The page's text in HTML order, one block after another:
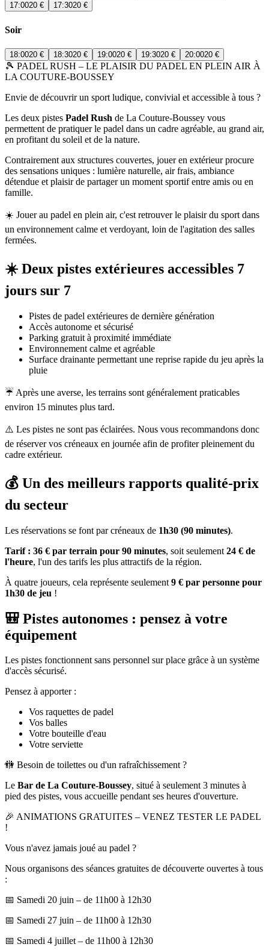
17:0020 € 17:3020 €
Soir
18:0020 € 18:3020 € 19:0020 € 19:3020 € 20:0020 €
🎾 PADEL RUSH – LE PLAISIR DU PADEL EN PLEIN AIR À
LA COUTURE-BOUSSEY
Envie de découvrir un sport ludique, convivial et accessible à tous ?
Les deux pistes Padel Rush de La Couture-Boussey vous
permettent de pratiquer le padel dans un cadre agréable, au grand air,
en profitant du soleil et de la nature.
Contrairement aux structures couvertes, jouer en extérieur procure
des sensations uniques : lumière naturelle, air frais, ambiance
détendue et plaisir de partager un moment sportif entre amis ou en
famille.
☀️ Jouer au padel en plein air, c'est retrouver le plaisir du sport dans
un environnement calme et verdoyant, loin de l'agitation des salles
fermées.
☀️ Deux pistes extérieures accessibles 7
jours sur 7
Pistes de padel extérieures de dernière génération
Accès autonome et sécurisé
Parking gratuit à proximité immédiate
Environnement calme et agréable
Surface drainante permettant une reprise rapide du jeu après la
pluie
☔ Après une averse, les terrains sont généralement praticables
environ 15 minutes plus tard.
⚠️ Les pistes ne sont pas éclairées. Nous vous recommandons donc
de réserver vos créneaux en journée afin de profiter pleinement du
cadre extérieur.
💰 Un des meilleurs rapports qualité-prix
du secteur
Les réservations se font par créneaux de 1h30 (90 minutes).
Tarif : 36 € par terrain pour 90 minutes, soit seulement 24 € de
l'heure, l'un des tarifs les plus attractifs de la région.
À quatre joueurs, cela représente seulement 9 € par personne pour
1h30 de jeu !
🎒 Pistes autonomes : pensez à votre
équipement
Les pistes fonctionnent sans personnel sur place grâce à un système
d'accès sécurisé.
Pensez à apporter :
Vos raquettes de padel
Vos balles
Votre bouteille d'eau
Votre serviette
🚻 Besoin de toilettes ou d'un rafraîchissement ?
Le Bar de La Couture-Boussey, situé à seulement 3 minutes à
pied des pistes, vous accueille pendant ses heures d'ouverture.
🎉 ANIMATIONS GRATUITES – VENEZ TESTER LE PADEL
!
Vous n'avez jamais joué au padel ?
Nous organisons des séances gratuites de découverte ouvertes à tous
:
📅 Samedi 20 juin – de 11h00 à 12h30
📅 Samedi 27 juin – de 11h00 à 12h30
📅 Samedi 4 juillet – de 11h00 à 12h30